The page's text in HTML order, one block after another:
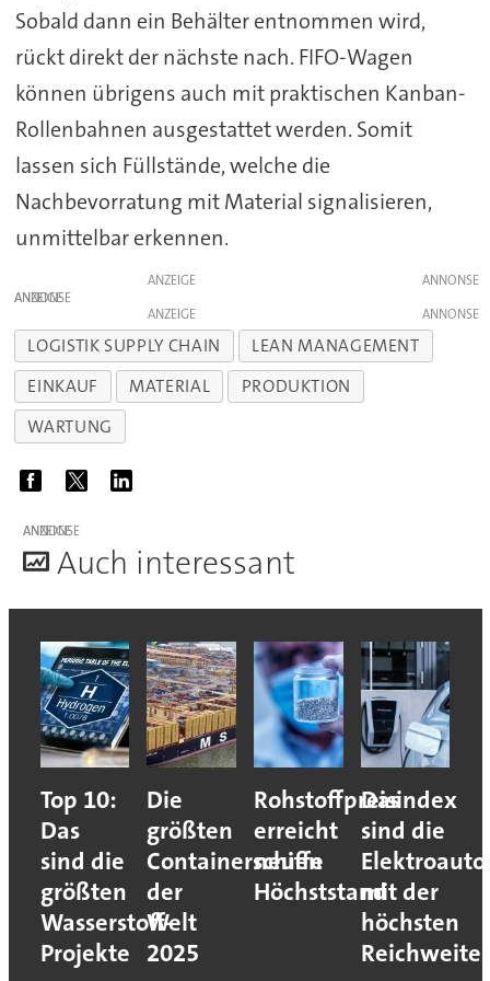
Sobald dann ein Behälter entnommen wird,
rückt direkt der nächste nach. FIFO-Wagen
können übrigens auch mit praktischen Kanban-
Rollenbahnen ausgestattet werden. Somit
lassen sich Füllstände, welche die
Nachbevorratung mit Material signalisieren,
unmittelbar erkennen.
ANZEIGE
ANZEIGE
ANZEIGE
LOGISTIK SUPPLY CHAIN
LEAN MANAGEMENT
EINKAUF
MATERIAL
PRODUKTION
WARTUNG
ANZEIGE
Auch interessant
Top 10:
Das
sind die
größten
Wasserstoff-
Projekte
Die
größten
Containerschiffe
der
Welt
2025
Rohstoffpreisindex
erreicht
neuen
Höchststand
Das
sind die
mit der
höchsten
Reichweite